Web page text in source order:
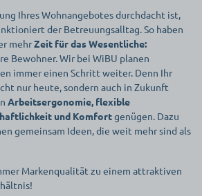
Ihres Wohnangebotes durchdacht ist,
der Betreuungsalltag. So haben
mehrZeit für das Wesentliche:
Bewohner. Wir bei WiBU planen
immer einen Schritt weiter. Denn Ihr
nur heute, sondern auch in Zukunft
Arbeitsergonomie, flexible
und Komfortgenügen. Dazu
gemeinsam Ideen, die weit mehr sind als
Markenqualität zu einem attraktiven